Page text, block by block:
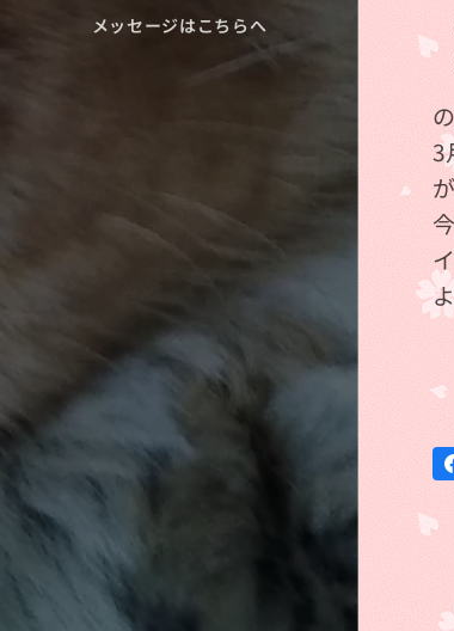
メッセージはこちらへ
③
3